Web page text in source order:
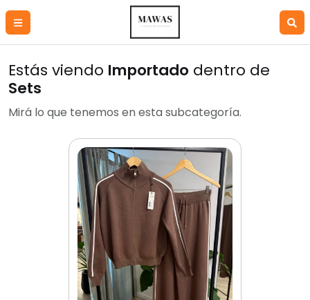
Estás viendo Importado dentro de
Sets
Mirá lo que tenemos en esta subcategoría.